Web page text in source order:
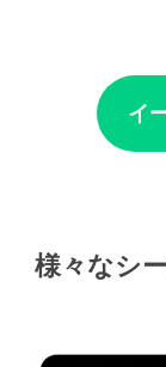
イ
様々なシ